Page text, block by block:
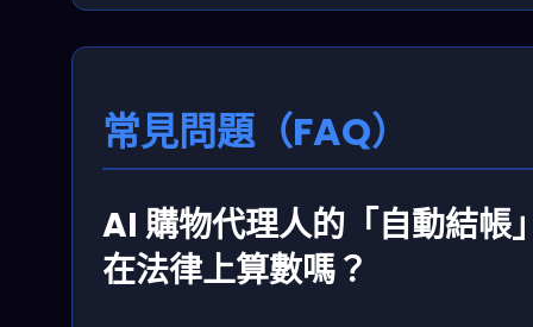
常見問題（FAQ）
AI 購物代理人的「自動結帳
在法律上算數嗎？